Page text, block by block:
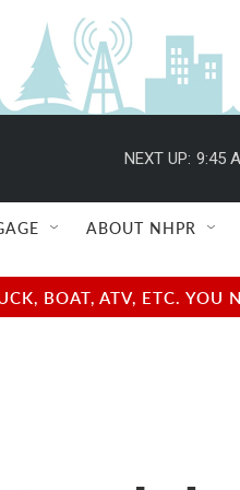
NEXT UP: 9:45
ABOUT NHPR
BOAT, ATV, ETC.